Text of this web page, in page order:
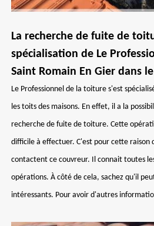
La recherche de fuite de
spécialisation de Le
Saint Romain En Gier dans
Le Professionnel de la toiture s'est
les toits des maisons. En effet, il a la
recherche de fuite de toiture. Cette
difficile à effectuer. C'est pour cette raison
contactent ce couvreur. Il connait toutes
opérations. À côté de cela, sachez qu'il
intéressants. Pour avoir d'autres